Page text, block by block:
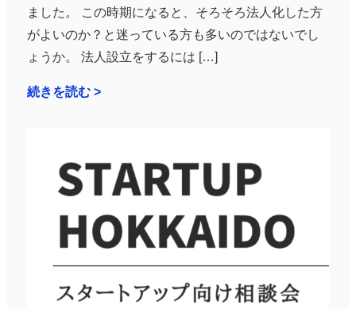
ました。 この時期になると、そろそろ法人化した方
がよいのか？と迷っている方も多いのではないでし
ょうか。 法人設立をするには […]
続きを読む >